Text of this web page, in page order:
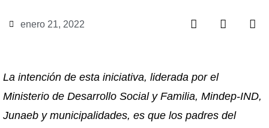
enero 21, 2022
La intención de esta iniciativa, liderada por el
Ministerio de Desarrollo Social y Familia, Mindep-IND,
Junaeb y municipalidades, es que los padres del